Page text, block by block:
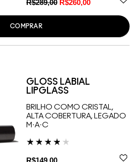
R$289,00 R$260,00
COMPRAR
GLOSS LABIAL
LIPGLASS
BRILHO COMO CRISTAL,
ALTA COBERTURA, LEGADO
M·A·C
R$149,00